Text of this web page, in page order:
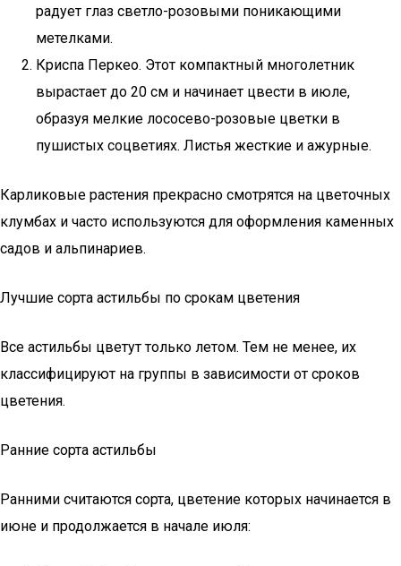
радует глаз светло-розовыми поникающими
метелками.
Криспа Перкео. Этот компактный многолетник
вырастает до 20 см и начинает цвести в июле,
образуя мелкие лососево-розовые цветки в
пушистых соцветиях. Листья жесткие и ажурные.
Карликовые растения прекрасно смотрятся на цветочных
клумбах и часто используются для оформления каменных
садов и альпинариев.
Лучшие сорта астильбы по срокам цветения
Все астильбы цветут только летом. Тем не менее, их
классифицируют на группы в зависимости от сроков
цветения.
Ранние сорта астильбы
Ранними считаются сорта, цветение которых начинается в
июне и продолжается в начале июля: